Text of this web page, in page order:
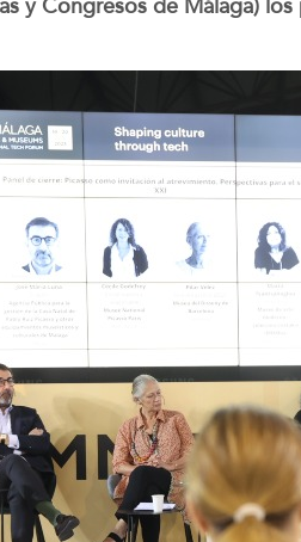
y Congresos de Málaga)